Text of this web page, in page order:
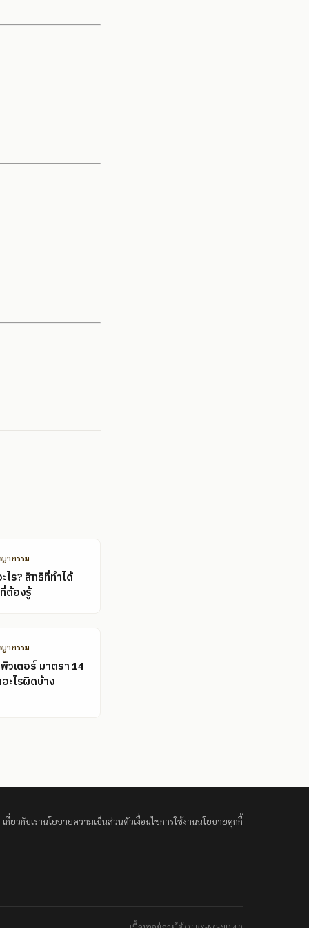
ากรรม
ไร? สิทธิที่ทำได้
ต้องรู้
ากรรม
วเตอร์ มาตรา 14
ะไรผิดบ้าง
เกี่ยวกับเรานโยบายความเป็นส่วนตัวเงื่อนไขการใช้งานนโยบายคุกกี้